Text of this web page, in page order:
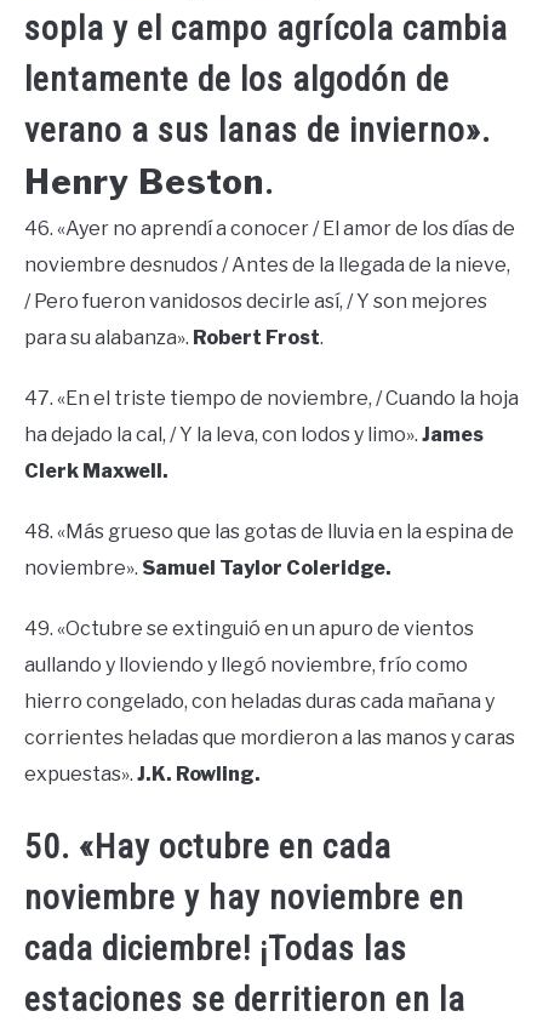
sopla y el campo agrícola cambia
lentamente de los algodón de
verano a sus lanas de invierno».
Henry Beston.
46. «Ayer no aprendí a conocer / El amor de los días de
noviembre desnudos / Antes de la llegada de la nieve,
/ Pero fueron vanidosos decirle así, / Y son mejores
para su alabanza». Robert Frost.
47. «En el triste tiempo de noviembre, / Cuando la hoja
ha dejado la cal, / Y la leva, con lodos y limo». James
Clerk Maxwell.
48. «Más grueso que las gotas de lluvia en la espina de
noviembre». Samuel Taylor Coleridge.
49. «Octubre se extinguió en un apuro de vientos
aullando y lloviendo y llegó noviembre, frío como
hierro congelado, con heladas duras cada mañana y
corrientes heladas que mordieron a las manos y caras
expuestas». J.K. Rowling.
50. «Hay octubre en cada
noviembre y hay noviembre en
cada diciembre! ¡Todas las
estaciones se derritieron en la